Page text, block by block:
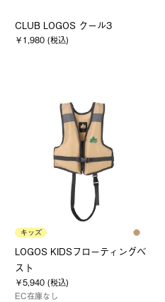
CLUB LOGOS クール3
￥1,980 (税込)
キッズ
LOGOS KIDSフローティングベ
スト
￥5,940 (税込)
EC在庫なし